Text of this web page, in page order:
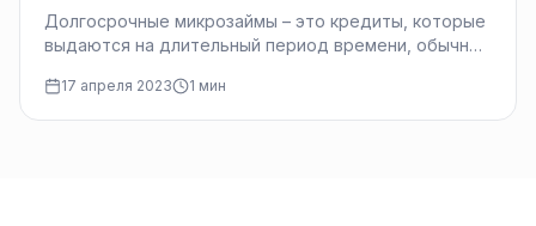
Долгосрочные микрозаймы – это кредиты, которые
выдаются на длительный период времени, обычно
17 апреля 2023 1 мин